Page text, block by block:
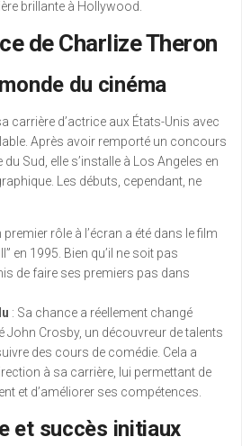
brillante à Hollywood.
de Charlize Theron
du cinéma
carrière d’actrice aux États-Unis avec
Après avoir remporté un concours
Sud, elle s’installe à Los Angeles en
Les débuts, cependant, ne
premier rôle à l’écran a été dans le film
en 1995. Bien qu’il ne soit pas
de faire ses premiers pas dans
: Sa chance a réellement changé
John Crosby, un découvreur de talents
des cours de comédie. Cela a
à sa carrière, lui permettant de
et d’améliorer ses compétences.
et succès initiaux